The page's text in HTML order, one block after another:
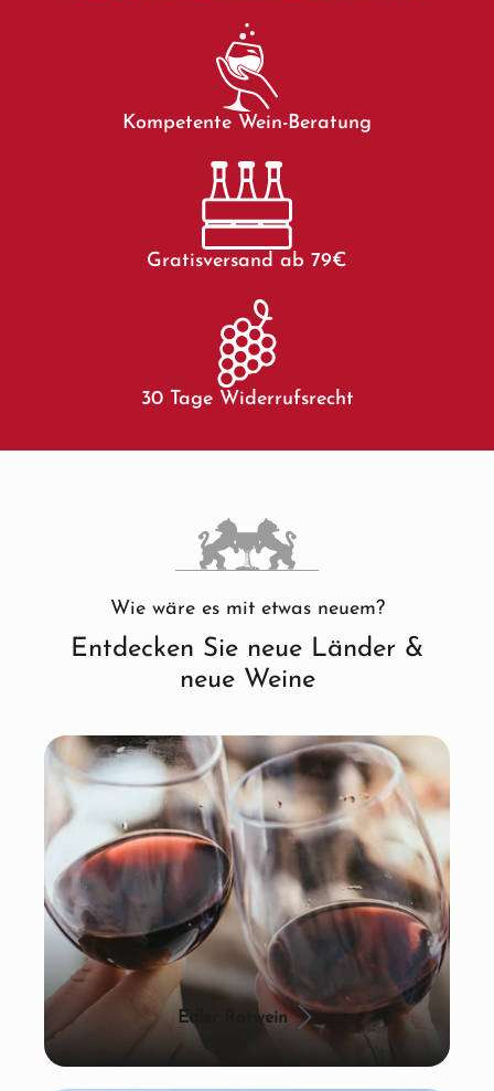
Kompetente Wein-Beratung
Gratisversand ab 79€
30 Tage Widerrufsrecht
Wie wäre es mit etwas neuem?
Entdecken Sie neue Länder &
neue Weine
Edler Rotwein